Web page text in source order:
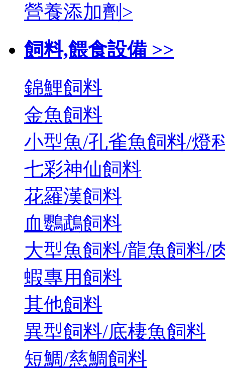
營養添加劑>
飼料,餵食設備 >>
錦鯉飼料
金魚飼料
小型魚/孔雀魚飼料/燈
七彩神仙飼料
花羅漢飼料
血鸚鵡飼料
大型魚飼料/龍魚飼料/
蝦專用飼料
其他飼料
異型飼料/底棲魚飼料
短鯛/慈鯛飼料